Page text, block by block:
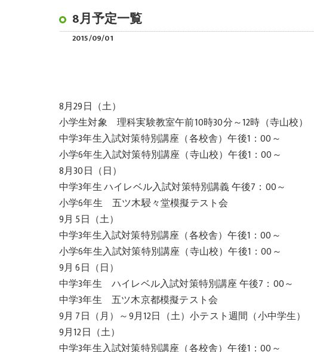
8月予定一覧
2015/09/01
8月29日（土）
小学生対象 理科実験教室午前10時30分～12時（寺山校）
中学3年生入試対策特別講座（各校舎）午後1：00～
小学6年生入試対策特別講座（寺山校）午後1：00～
8月30日（日）
中学3年生 ハイレベル入試対策特別講義 午後7：00～
小学6年生 五ツ木駸々堂模擬テスト会
9月 5日（土）
中学3年生入試対策特別講座（各校舎）午後1：00～
小学6年生入試対策特別講座（寺山校）午後1：00～
9月 6日（日）
中学3年生 ハイレベル入試対策特別講座 午後7：00～
中学3年生 五ツ木京都模擬テスト会
9月 7日（月）～9月12日（土）小テスト週間（小中学生）
9月12日（土）
中学3年生入試対策特別講座（各校舎）午後1：00～